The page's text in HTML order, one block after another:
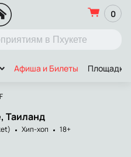
0
Афиша и Билеты Площадки
Таиланд
Хип-хоп
18+